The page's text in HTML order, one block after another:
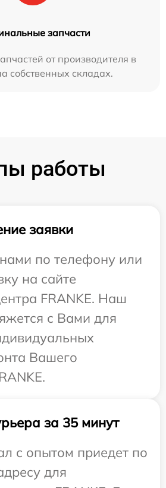
запчасти
от производителя в
собственных складах.
работы
заявки
по телефону или
на сайте
FRANKE. Наш
с Вами для
Вашего
за 35 минут
с опытом приедет по
для